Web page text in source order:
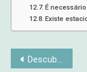
É
Existe
Descubra Por Que o Ciclismo é o Segredo para uma Vida Saudável e Feliz